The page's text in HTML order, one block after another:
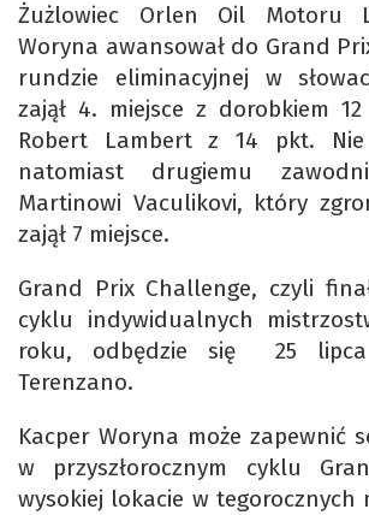
Żużlowiec Orlen Oil Motoru
Woryna awansował do Grand
rundzie eliminacyjnej w
zajął 4. miejsce z dorobkiem 12
Robert Lambert z 14 pkt. Nie
natomiast drugiemu
Martinowi Vaculikovi, który
zajął 7 miejsce.
Grand Prix Challenge, czyli
cyklu indywidualnych
roku, odbędzie się 25 lipca
Terenzano.
Kacper Woryna może zapewnić
w przyszłorocznym cyklu
wysokiej lokacie w tegorocznych